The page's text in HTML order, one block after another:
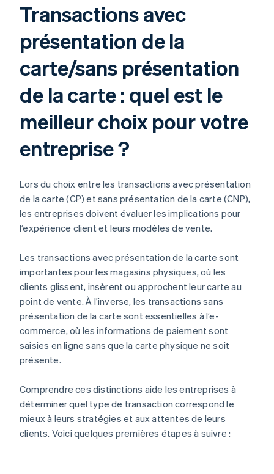
Transactions avec
présentation de la
carte/sans présentation
de la carte : quel est le
meilleur choix pour votre
entreprise ?
Lors du choix entre les transactions avec présentation
de la carte (CP) et sans présentation de la carte (CNP),
les entreprises doivent évaluer les implications pour
l’expérience client et leurs modèles de vente.
Les transactions avec présentation de la carte sont
importantes pour les magasins physiques, où les
clients glissent, insèrent ou approchent leur carte au
point de vente. À l’inverse, les transactions sans
présentation de la carte sont essentielles à l’e-
commerce, où les informations de paiement sont
saisies en ligne sans que la carte physique ne soit
présente.
Comprendre ces distinctions aide les entreprises à
déterminer quel type de transaction correspond le
mieux à leurs stratégies et aux attentes de leurs
clients. Voici quelques premières étapes à suivre :